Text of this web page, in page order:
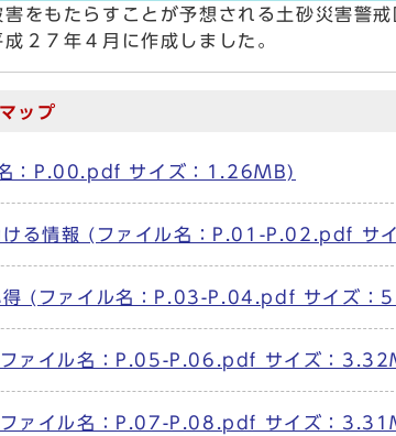
をもたらすことが予想される土砂災害警
２７年４月に作成しました。
ップ
：P.00.pdf サイズ：1.26MB)
る情報 (ファイル名：P.01-P.02.pdf サ
(ファイル名：P.03-P.04.pdf サイズ：
ァイル名：P.05-P.06.pdf サイズ：
ァイル名：P.07-P.08.pdf サイズ：